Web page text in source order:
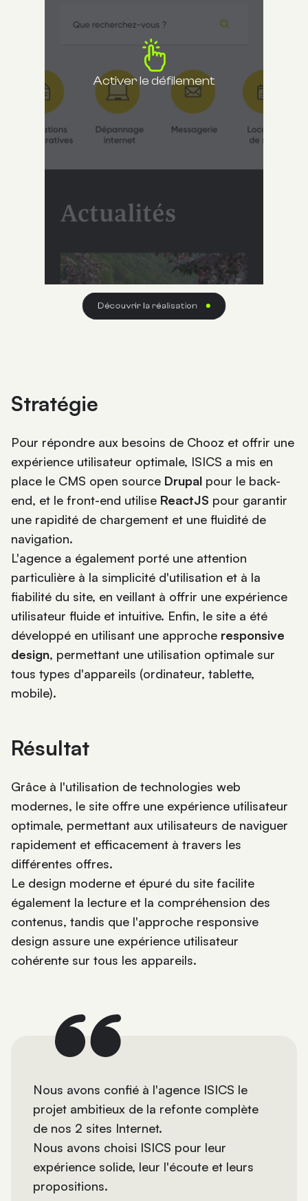
Activer le défilement
Découvrir la réalisation
Stratégie
Pour répondre aux besoins de Chooz et offrir une
expérience utilisateur optimale, ISICS a mis en
place le CMS open source Drupal pour le back-
end, et le front-end utilise ReactJS pour garantir
une rapidité de chargement et une fluidité de
navigation.
L'agence a également porté une attention
particulière à la simplicité d'utilisation et à la
fiabilité du site, en veillant à offrir une expérience
utilisateur fluide et intuitive. Enfin, le site a été
développé en utilisant une approche responsive
design, permettant une utilisation optimale sur
tous types d'appareils (ordinateur, tablette,
mobile).
Résultat
Grâce à l'utilisation de technologies web
modernes, le site offre une expérience utilisateur
optimale, permettant aux utilisateurs de naviguer
rapidement et efficacement à travers les
différentes offres.
Le design moderne et épuré du site facilite
également la lecture et la compréhension des
contenus, tandis que l'approche responsive
design assure une expérience utilisateur
cohérente sur tous les appareils.
Nous avons confié à l'agence ISICS le
projet ambitieux de la refonte complète
de nos 2 sites Internet.
Nous avons choisi ISICS pour leur
expérience solide, leur l'écoute et leurs
propositions.